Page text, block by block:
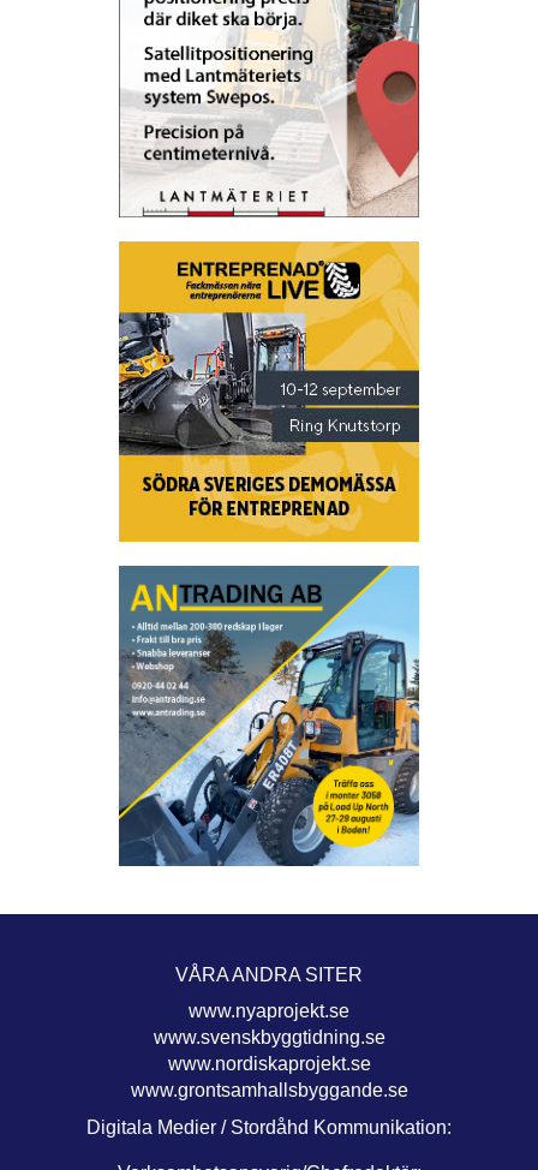
VÅRA ANDRA SITER
www.nyaprojekt.se
www.svenskbyggtidning.se
www.nordiskaprojekt.se
www.grontsamhallsbyggande.se
Digitala Medier / Stordåhd Kommunikation: